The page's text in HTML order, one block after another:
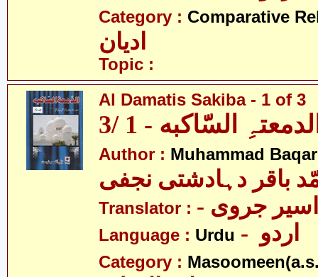
Category : Comparative
ادیان
Topic :
Al Damatis Sakiba - 1 of 3
السّاکبه - 1 /3
Author : Muhammad
باقر دہادشتی نجفی
Translator : اسیر جروی
Language : Urdu
Category :